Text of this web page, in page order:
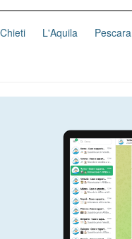
Chieti L'Aquila Pescara